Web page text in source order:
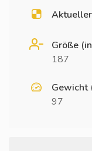
Größe
187
Gewicht
97